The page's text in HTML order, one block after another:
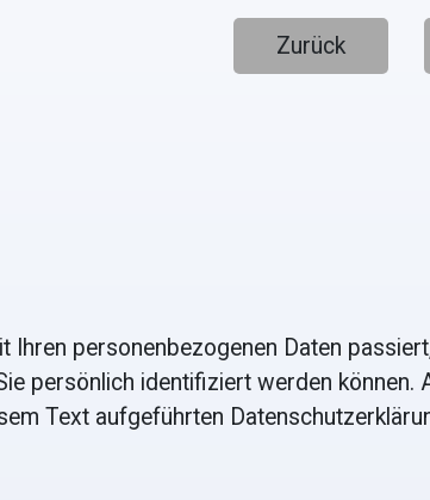
Zurück
personenbezogenen Daten
persönlich identifiziert werden können.
Text aufgeführten